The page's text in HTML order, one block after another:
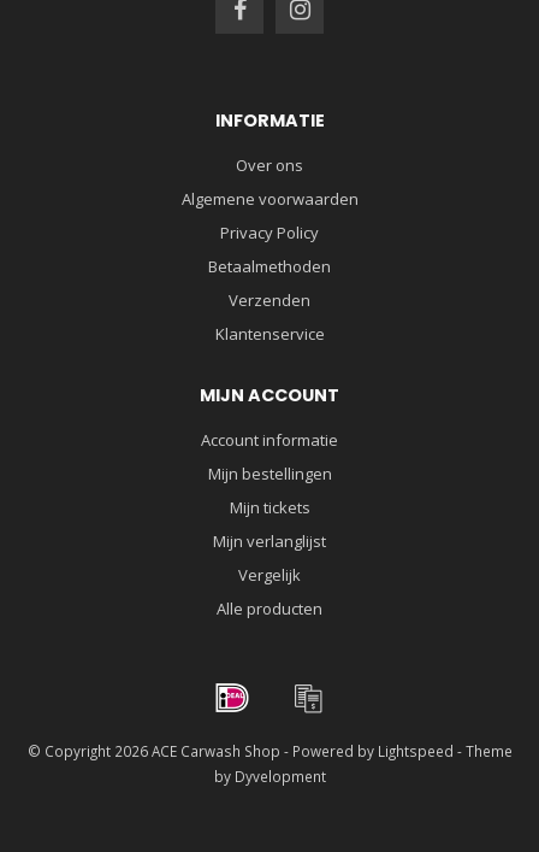
INFORMATIE
Over ons
Algemene voorwaarden
Privacy Policy
Betaalmethoden
Verzenden
Klantenservice
MIJN ACCOUNT
Account informatie
Mijn bestellingen
Mijn tickets
Mijn verlanglijst
Vergelijk
Alle producten
© Copyright 2026 ACE Carwash Shop - Powered by Lightspeed - Theme
by Dyvelopment